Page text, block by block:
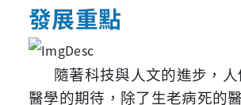
發展重點
隨著科技與人文的進步，
醫學的期待，除了生老病死的